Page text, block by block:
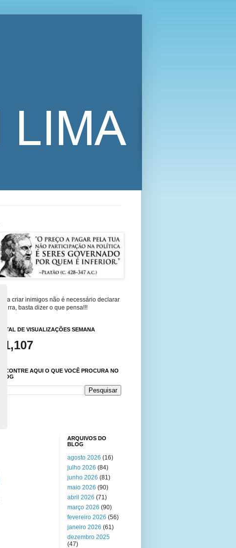
Para criar inimigos não é necessário declarar
guerra, basta dizer o que pensa!!!
TOTAL DE VISUALIZAÇÕES SEMANA
31,107
ENCONTRE AQUI O QUE VOCÊ PROCURA NO
BLOG
ARQUIVOS DO
BLOG
agosto 2026 (16)
julho 2026 (84)
junho 2026 (81)
maio 2026 (90)
abril 2026 (71)
março 2026 (90)
fevereiro 2026 (56)
janeiro 2026 (61)
dezembro 2025
(47)